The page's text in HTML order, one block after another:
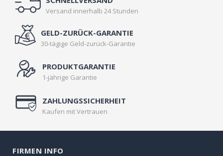
Versand innerhalb 24 Stunden
GELD-ZURÜCK-GARANTIE
30-tägige Geld-zurück-Garantie
PRODUKTGARANTIE
1-jährige Garantie
ZAHLUNGSSICHERHEIT
Kaufen mit Vertrauen
FIRMEN INFO